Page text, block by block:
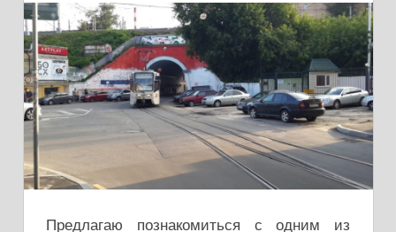
Предлагаю познакомиться с одним из